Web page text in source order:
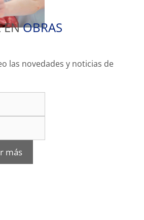
ENOBRAS
las novedades y noticias de
más